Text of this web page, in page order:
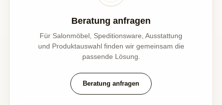
Beratung anfragen
Für Salonmöbel, Speditionsware, Ausstattung
und Produktauswahl finden wir gemeinsam die
passende Lösung.
Beratung anfragen